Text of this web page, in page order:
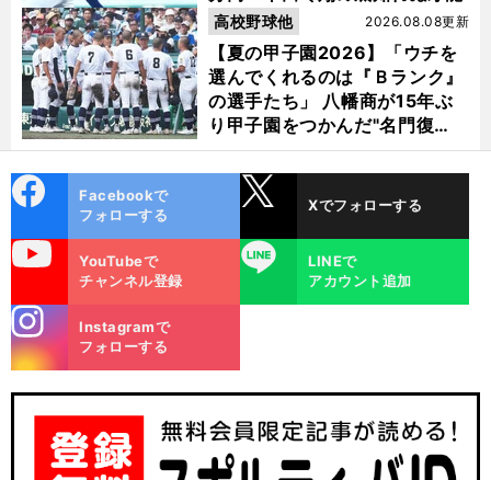
【夏の甲子園2026】「ウチを
選んでくれるのは『Ｂランク』
の選手たち」 八幡商が15年ぶ
り甲子園をつかんだ"名門復
活"の舞台裏
2026.08.08更新
高校野球他
ok
Facebookで
フォローする
Xでフォローする
YouTubeで
チャンネル登録
LINE
LINEで
アカウント追加
m
Instagramで
フォローする